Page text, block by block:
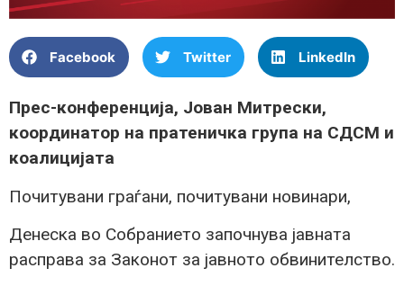
Facebook Twitter LinkedIn
Прес-конференција, Јован Митрески,
координатор на пратеничка група на СДСМ и
коалицијата
Почитувани граѓани, почитувани новинари,
Денеска во Собранието започнува јавната
расправа за Законот за јавното обвинителство.